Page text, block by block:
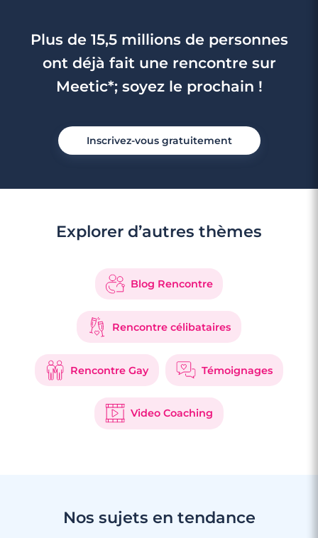
4 minutes
4 minutes
Plus de 15,5 millions de personnes
ont déjà fait une rencontre sur
Meetic*; soyez le prochain !
Inscrivez-vous gratuitement
Explorer d’autres thèmes
Blog Rencontre
Rencontre célibataires
Rencontre Gay Témoignages
Video Coaching
Nos sujets en tendance